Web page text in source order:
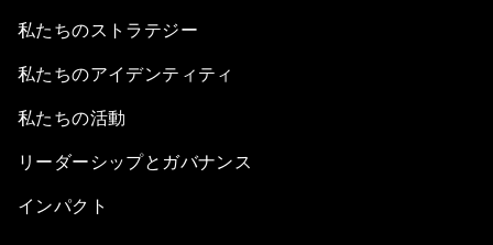
私たちのストラテジー
私たちのアイデンティティ
私たちの活動
リーダーシップとガバナンス
インパクト